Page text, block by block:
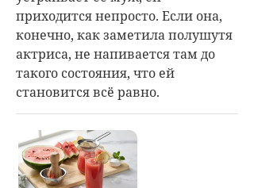
приходится непросто. Если она,
конечно, как заметила полушутя
актриса, не напивается там до
такого состояния, что ей
становится всё равно.